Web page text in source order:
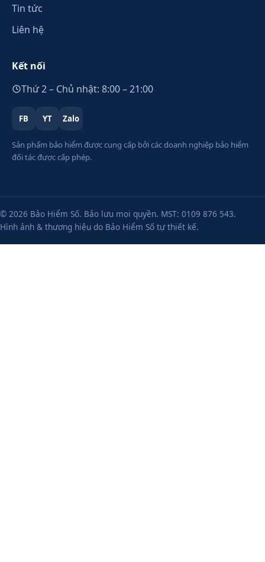
Tin tức
Liên hệ
Kết nối
Thứ 2 – Chủ nhật: 8:00 – 21:00
FB YT Zalo
Sản phẩm bảo hiểm được cung cấp bởi các doanh nghiệp bảo hiểm
đối tác được cấp phép.
© 2026 Bảo Hiểm Số. Bảo lưu mọi quyền. MST: 0109 876 543.
Hình ảnh & thương hiệu do Bảo Hiểm Số tự thiết kế.